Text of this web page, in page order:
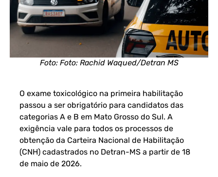
Foto: Foto: Rachid Waqued/Detran MS
O exame toxicológico na primeira habilitação
passou a ser obrigatório para candidatos das
categorias A e B em Mato Grosso do Sul. A
exigência vale para todos os processos de
obtenção da Carteira Nacional de Habilitação
(CNH) cadastrados no Detran-MS a partir de 18
de maio de 2026.